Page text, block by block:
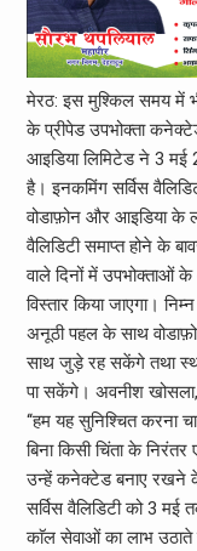
मेरठ: इस मुश्किल समय में
के प्रीपेड उपभोक्ता
आइडिया लिमिटेड ने 3 मई
है। इनकमिंग सर्विस
वोडाफ़ोन और आइडिया के
वैलिडिटी समाप्त होने के
वाले दिनों में उपभोक्ताओं
विस्तार किया जाएगा।
अनूठी पहल के साथ
साथ जुड़े रह सकेंगे तथा
पा सकेंगे। अवनीश खोसला,
‘‘हम यह सुनिश्चित करना
बिना किसी चिंता के
उन्हें कनेक्टेड बनाए रखने
सर्विस वैलिडिटी को 3 मई
काॅल सेवाओं का लाभ उठाते